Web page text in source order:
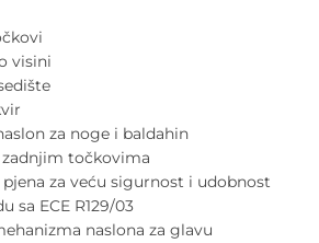
visini
za noge i baldahin
točkovima
za veću sigurnost i udobnost
sa ECE R129/03
naslona za glavu